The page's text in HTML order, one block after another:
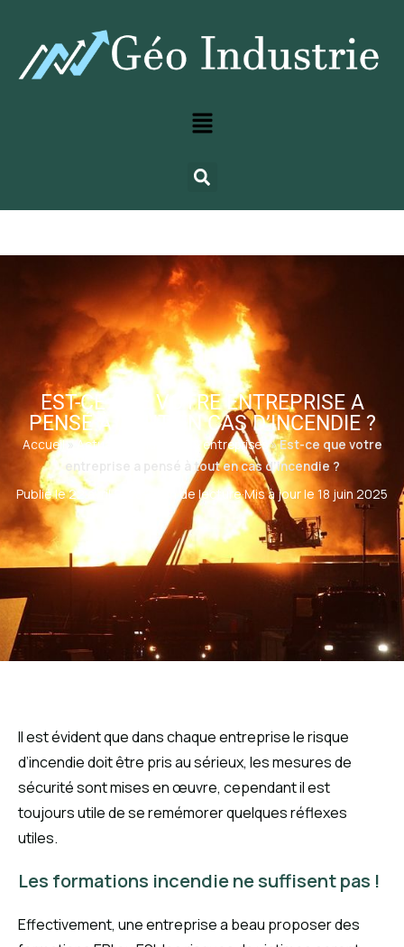
EST-CE QUE VOTRE ENTREPRISE A
PENSÉ À TOUT EN CAS D’INCENDIE ?
Accueil»Actualités industrie & entreprises »Est-ce que votre
entreprise a pensé à tout en cas d’incendie ?
Publié le 22 avril 2018 2 min de lecture·Mis à jour le 18 juin 2025
Il est évident que dans chaque entreprise le risque
d’incendie doit être pris au sérieux, les mesures de
sécurité sont mises en œuvre, cependant il est
toujours utile de se remémorer quelques réflexes
utiles.
Les formations incendie ne suffisent pas !
Effectivement, une entreprise a beau proposer des